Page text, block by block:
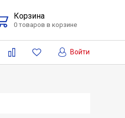
Корзина
0 товаров в корзине
Войти